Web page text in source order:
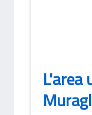
L'area